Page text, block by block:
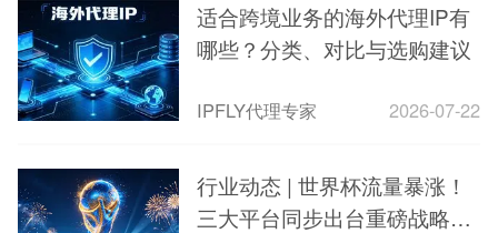
适合跨境业务的海外代理IP有
哪些？分类、对比与选购建议
IPFLY代理专家 2026-07-22
行业动态 | 世界杯流量暴涨！
三大平台同步出台重磅战略，